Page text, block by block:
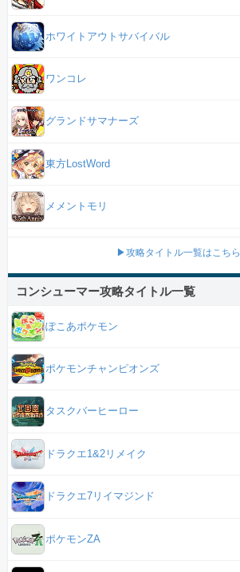
ホワイトアウトサバイバル
ワンコレ
グランドサマナーズ
東方LostWord
メメントモリ
▶攻略タイトル一覧はこちら
コンシューマー攻略タイトル一覧
ぽこあポケモン
ポケモンチャンピオンズ
タスクバーヒーロー
ドラクエ1&2リメイク
ドラクエ7リイマジンド
ポケモンZA